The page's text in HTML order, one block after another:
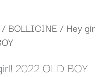
/ BOLLICINE / Hey
2022 OLD BOY